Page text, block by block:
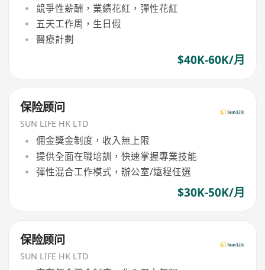
競爭性薪酬，業績花紅，彈性花紅
五天工作周，生日假
醫療計劃
$40K-60K/月
保险顾问
SUN LIFE HK LTD
佣金獎金制度，收入無上限
提供全面在職培訓，快速掌握專業技能
彈性混合工作模式，辦公室/遠程任選
$30K-50K/月
保险顾问
SUN LIFE HK LTD